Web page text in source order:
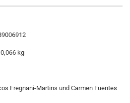
kg
Fregnani-Martins und Carmen Fuentes